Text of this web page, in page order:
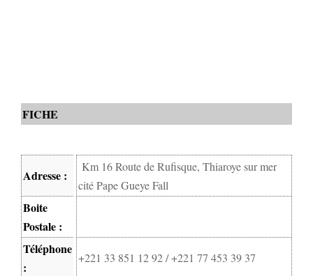
FICHE
Adresse :
Km 16 Route de Rufisque, Thiaroye sur mer
cité Pape Gueye Fall
Boite
Postale :
Téléphone
:
+221 33 851 12 92 / +221 77 453 39 37